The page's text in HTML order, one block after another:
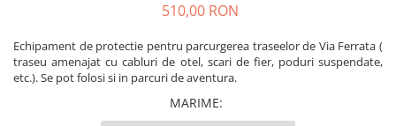
Imbracaminte de corp
510,00 RON
Echipament de protectie pentru parcurgerea traseelor de Via Ferrata (
traseu amenajat cu cabluri de otel, scari de fier, poduri suspendate,
etc.). Se pot folosi si in parcuri de aventura.
MARIME: